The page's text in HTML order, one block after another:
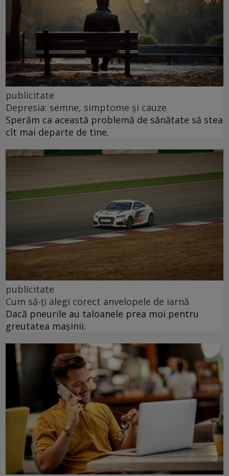
publicitate
Depresia: semne, simptome și cauze
Sperăm ca această problemă de sănătate să stea
cît mai departe de tine.
publicitate
Cum să-ți alegi corect anvelopele de iarnă
Dacă pneurile au taloanele prea moi pentru
greutatea mașinii.